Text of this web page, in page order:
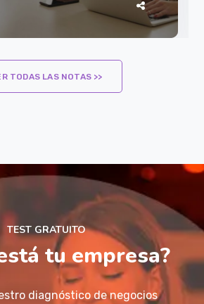
TODAS LAS NOTAS >>
TEST GRATUITO
tu empresa?
diagnóstico de negocios